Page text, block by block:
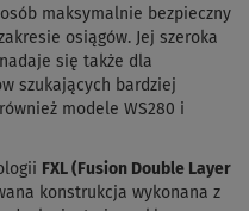
maksymalnie bezpieczny
osiągów. Jej szeroka
się także dla
szukających bardziej
modele WS280 i
FXL (Fusion Double Layer
konstrukcja wykonana z